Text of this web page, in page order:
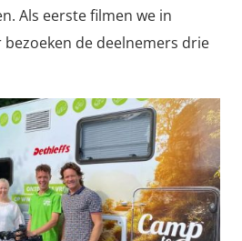
Als eerste filmen we in
de deelnemers drie